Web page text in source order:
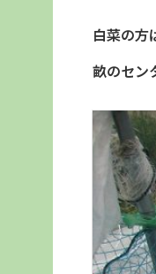
白菜の方
畝のセン